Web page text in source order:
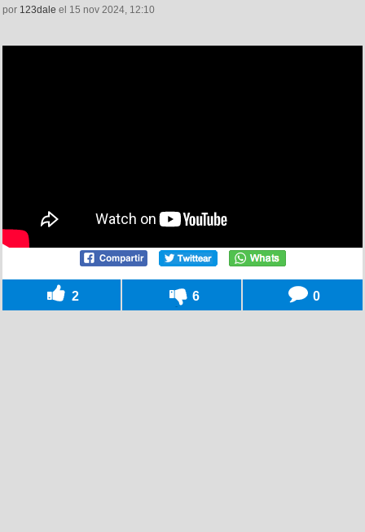
por 123dale el 15 nov 2024, 12:10
2 6 0